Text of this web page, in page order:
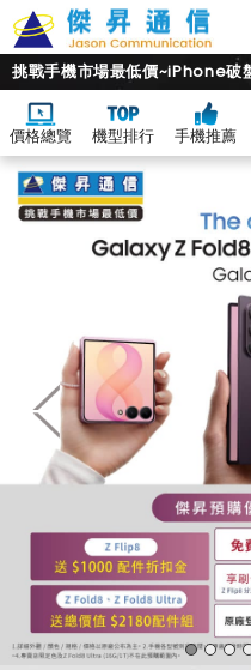
挑戰手機市場最低價~iPhone破
價格總覽 機型排行 手機推薦